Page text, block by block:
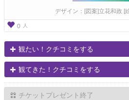
デザイン：[図案]立花和政 [
0 人
観たい！クチコミをする
観てきた！クチコミをする
チケットプレゼント終了